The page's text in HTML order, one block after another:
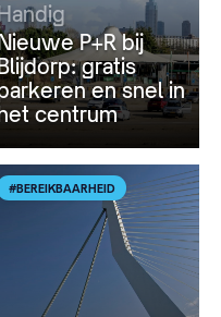
P+R bij
gratis
en snel in
centrum
#BEREIKBAARHEID